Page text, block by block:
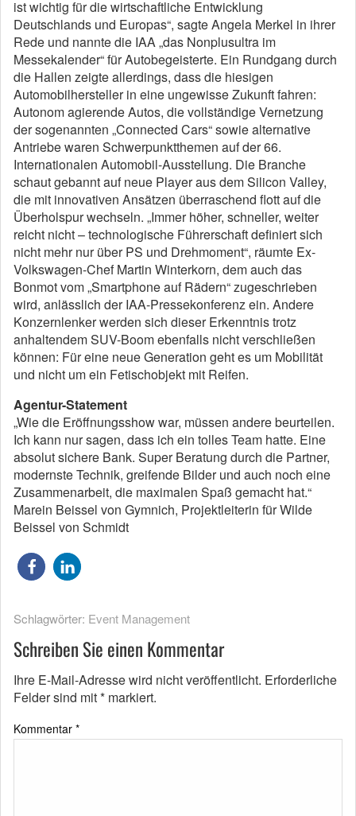
ist wichtig für die wirtschaftliche Entwicklung
Deutschlands und Europas“, sagte Angela Merkel in ihrer
Rede und nannte die IAA „das Nonplusultra im
Messekalender“ für Autobegeisterte. Ein Rundgang durch
die Hallen zeigte allerdings, dass die hiesigen
Automobilhersteller in eine ungewisse Zukunft fahren:
Autonom agierende Autos, die vollständige Vernetzung
der sogenannten „Connected Cars“ sowie alternative
Antriebe waren Schwerpunktthemen auf der 66.
Internationalen Automobil-Ausstellung. Die Branche
schaut gebannt auf neue Player aus dem Silicon Valley,
die mit innovativen Ansätzen überraschend flott auf die
Überholspur wechseln. „Immer höher, schneller, weiter
reicht nicht – technologische Führerschaft definiert sich
nicht mehr nur über PS und Drehmoment“, räumte Ex-
Volkswagen-Chef Martin Winterkorn, dem auch das
Bonmot vom „Smartphone auf Rädern“ zugeschrieben
wird, anlässlich der IAA-Pressekonferenz ein. Andere
Konzernlenker werden sich dieser Erkenntnis trotz
anhaltendem SUV-Boom ebenfalls nicht verschließen
können: Für eine neue Generation geht es um Mobilität
und nicht um ein Fetischobjekt mit Reifen.
Agentur-Statement
„Wie die Eröffnungsshow war, müssen andere beurteilen.
Ich kann nur sagen, dass ich ein tolles Team hatte. Eine
absolut sichere Bank. Super Beratung durch die Partner,
modernste Technik, greifende Bilder und auch noch eine
Zusammenarbeit, die maximalen Spaß gemacht hat.“
Marein Beissel von Gymnich, Projektleiterin für Wilde
Beissel von Schmidt
Schlagwörter: Event Management
Schreiben Sie einen Kommentar
Ihre E-Mail-Adresse wird nicht veröffentlicht. Erforderliche
Felder sind mit* markiert.
Kommentar *